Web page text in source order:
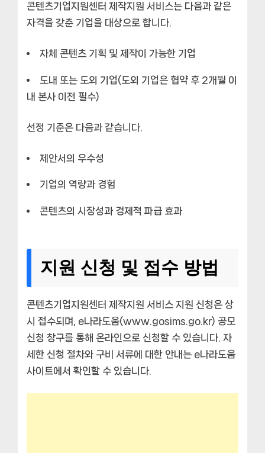
콘텐츠기업지원센터 제작지원 서비스는 다음과 같은
자격을 갖춘 기업을 대상으로 합니다.
자체 콘텐츠 기획 및 제작이 가능한 기업
도내 또는 도외 기업(도외 기업은 협약 후 2개월 이
내 본사 이전 필수)
선정 기준은 다음과 같습니다.
제안서의 우수성
기업의 역량과 경험
콘텐츠의 시장성과 경제적 파급 효과
지원 신청 및 접수 방법
콘텐츠기업지원센터 제작지원 서비스 지원 신청은 상
시 접수되며, e나라도움(www.gosims.go.kr) 공모
신청 창구를 통해 온라인으로 신청할 수 있습니다. 자
세한 신청 절차와 구비 서류에 대한 안내는 e나라도움
사이트에서 확인할 수 있습니다.